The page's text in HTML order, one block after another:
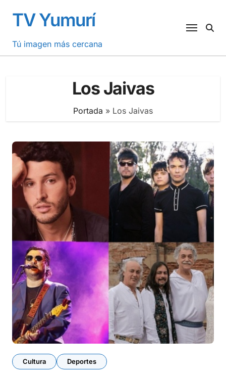
contenido
TV Yumurí
Tú imagen más cercana
Los Jaivas
Portada » Los Jaivas
Cultura Deportes